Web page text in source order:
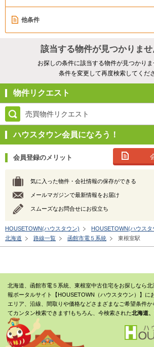
他条件
該当する物件が見つかりま
お探しの条件に該当する物件が見つかりま
条件を変更して再度検索してくだ
物件リクエスト
売買物件リクエスト
ハウスタウン会員になろう！
会員登録のメリット
気に入った物件・会社情報の保存ができる
メールマガジンで最新情報をお届け
スムーズなお問合せにお役立ち
HOUSETOWN(ハウスタウン)
HOUSETOWN(ハウス
北海道
路線一覧 函館市電５系統 東根室駅
北海道、函館市電５系統、東根室中古住宅をお探しなら
報ポータルサイト【HOUSETOWN（ハウスタウン）】に
エリア、沿線、間取りや価格などさまざまなご希望条件
てカンタン検索できます!もちろん、今検索された北海道